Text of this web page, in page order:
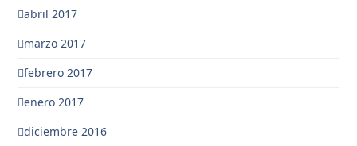
abril 2017
marzo 2017
febrero 2017
enero 2017
diciembre 2016